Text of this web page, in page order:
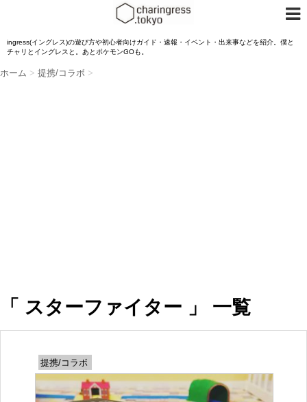
ingress(イングレス)の遊び方や初心者向けガイド・速報・イベント・出来事などを紹介。僕と
チャリとイングレスと。あとポケモンGOも。
ホーム > 提携/コラボ >
「 スターファイター 」 一覧
提携/コラボ